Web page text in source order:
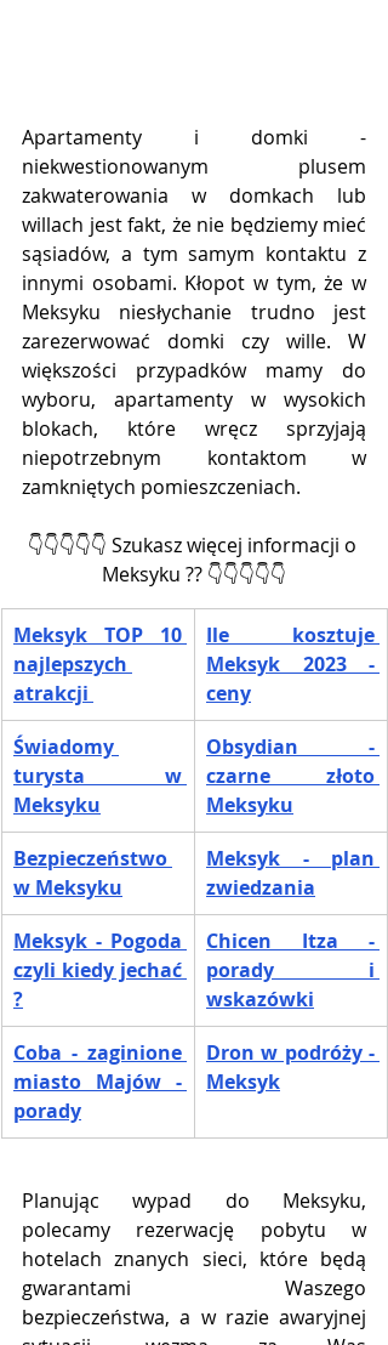
Apartamenty i domki -
niekwestionowanym plusem
zakwaterowania w domkach lub
willach jest fakt, że nie będziemy mieć
sąsiadów, a tym samym kontaktu z
innymi osobami. Kłopot w tym, że w
Meksyku niesłychanie trudno jest
zarezerwować domki czy wille. W
większości przypadków mamy do
wyboru, apartamenty w wysokich
blokach, które wręcz sprzyjają
niepotrzebnym kontaktom w
zamkniętych pomieszczeniach.
👇👇👇👇👇 Szukasz więcej informacji o
Meksyku ?? 👇👇👇👇👇
Meksyk TOP 10
najlepszych
atrakcji
Ile kosztuje
Meksyk 2023 -
ceny
Świadomy
turysta w
Meksyku
Obsydian -
czarne złoto
Meksyku
Bezpieczeństwo
w Meksyku
Meksyk - plan
zwiedzania
Meksyk - Pogoda
czyli kiedy jechać
?
Chicen Itza -
porady i
wskazówki
Coba - zaginione
miasto Majów -
porady
Dron w podróży -
Meksyk
Planując wypad do Meksyku,
polecamy rezerwację pobytu w
hotelach znanych sieci, które będą
gwarantami Waszego
bezpieczeństwa, a w razie awaryjnej